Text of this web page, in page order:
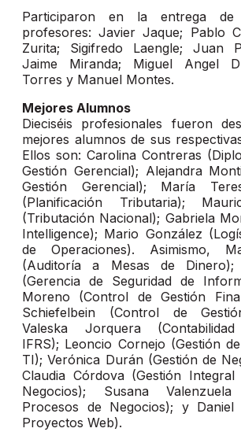
Participaron en la entrega de
profesores: Javier Jaque; Pablo
Zurita; Sigifredo Laengle; Juan
Jaime Miranda; Miguel Angel
Torres y Manuel Montes.
Mejores Alumnos
Dieciséis profesionales fueron
mejores alumnos de sus
Ellos son: Carolina Contreras
Gestión Gerencial); Alejandra
Gestión Gerencial); María
(Planificación Tributaria);
(Tributación Nacional); Gabriela
Intelligence); Mario González
de Operaciones). Asimismo,
(Auditoría a Mesas de
(Gerencia de Seguridad de
Moreno (Control de Gestión
Schiefelbein (Control de
Valeska Jorquera
IFRS); Leoncio Cornejo (Gestión
TI); Verónica Durán (Gestión de
Claudia Córdova (Gestión Integral
Negocios); Susana
Procesos de Negocios); y Daniel
Proyectos Web).